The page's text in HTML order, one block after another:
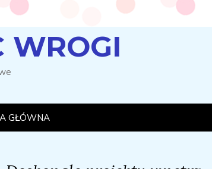
WROGI
GŁÓWNA